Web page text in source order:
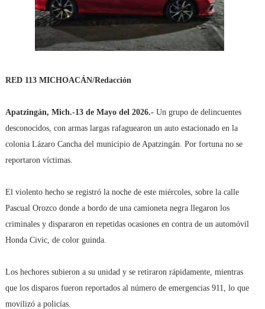
RED 113 MICHOACÁN/Redacción
Apatzingán, Mich.-13 de Mayo del 2026.-Un grupo de delincuentes
desconocidos, con armas largas rafaguearon un auto estacionado en la
colonia Lázaro Cancha del municipio de Apatzingán. Por fortuna no se
reportaron víctimas.
El violento hecho se registró la noche de este miércoles, sobre la calle
Pascual Orozco donde a bordo de una camioneta negra llegaron los
criminales y dispararon en repetidas ocasiones en contra de un automóvil
Honda Civic, de color guinda.
Los hechores subieron a su unidad y se retiraron rápidamente, mientras
que los disparos fueron reportados al número de emergencias 911, lo que
movilizó a policías.